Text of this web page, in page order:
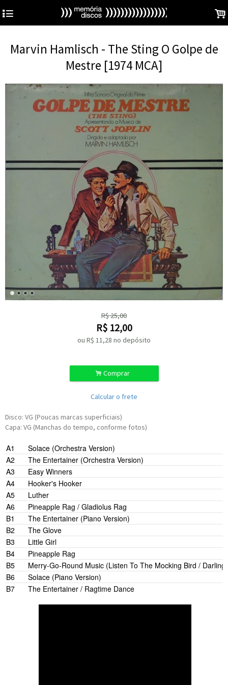
4 .
Marvin Hamlisch - The Sting O Golpe de
Mestre [1974 MCA]
R$25,00
R$ 12,00
ou R$ 11,28 no depósito
. Comprar
Calcular o frete
Disco: VG (Poucas marcas superficiais)
Capa: VG (Manchas do tempo, conforme fotos)
A1
Solace (Orchestra Version)
A2
The Entertainer (Orchestra Version)
A3
Easy Winners
A4
Hooker's Hooker
A5
Luther
A6
Pineapple Rag / Gladiolus Rag
B1
The Entertainer (Piano Version)
B2
The Glove
B3
Little Girl
B4
Pineapple Rag
B5
Merry-Go-Round Music (Listen To The Mocking Bird /
B6
Solace (Piano Version)
B7
The Entertainer / Ragtime Dance